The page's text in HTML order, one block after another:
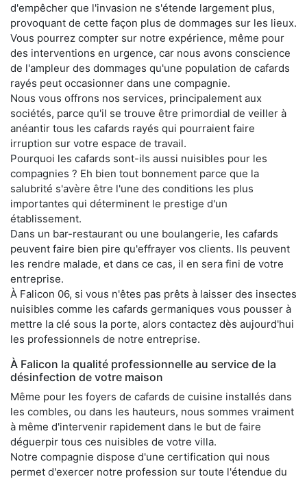
d'empêcher que l'invasion ne s'étende largement plus,
provoquant de cette façon plus de dommages sur les lieux.
Vous pourrez compter sur notre expérience, même pour
des interventions en urgence, car nous avons conscience
de l'ampleur des dommages qu'une population de cafards
rayés peut occasionner dans une compagnie.
Nous vous offrons nos services, principalement aux
sociétés, parce qu'il se trouve être primordial de veiller à
anéantir tous les cafards rayés qui pourraient faire
irruption sur votre espace de travail.
Pourquoi les cafards sont-ils aussi nuisibles pour les
compagnies ? Eh bien tout bonnement parce que la
salubrité s'avère être l'une des conditions les plus
importantes qui déterminent le prestige d'un
établissement.
Dans un bar-restaurant ou une boulangerie, les cafards
peuvent faire bien pire qu'effrayer vos clients. Ils peuvent
les rendre malade, et dans ce cas, il en sera fini de votre
entreprise.
À Falicon 06, si vous n'êtes pas prêts à laisser des insectes
nuisibles comme les cafards germaniques vous pousser à
mettre la clé sous la porte, alors contactez dès aujourd'hui
les professionnels de notre entreprise.
À Falicon la qualité professionnelle au service de la
désinfection de votre maison
Même pour les foyers de cafards de cuisine installés dans
les combles, ou dans les hauteurs, nous sommes vraiment
à même d'intervenir rapidement dans le but de faire
déguerpir tous ces nuisibles de votre villa.
Notre compagnie dispose d'une certification qui nous
permet d'exercer notre profession sur toute l'étendue du